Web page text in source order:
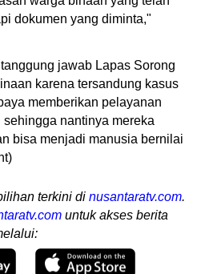
dokumen yang diminta,"
jawab Lapas Sorong
karena tersandung kasus
memberikan pelayanan
nantinya mereka
bisa menjadi manusia bernilai
terkini di nusantaratv.com.
untuk akses berita